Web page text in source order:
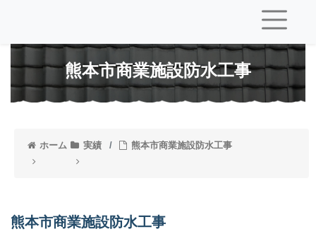
熊本市商業施設防水工事
ホーム 実績 熊本市商業施設防水工事
熊本市商業施設防水工事